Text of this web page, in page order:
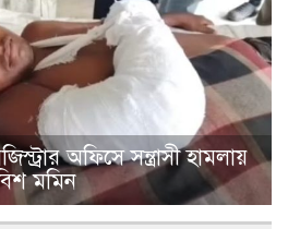
অফিসে সন্ত্রাসী হামলায়
মমিন